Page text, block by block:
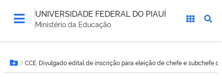
UNIVERSIDADE FEDERAL DO PIAUÍ
Ministério da Educação
está
aqui:Botão Menu
CCE: Divulgado edital de inscrição para eleição de chefe e subchefe